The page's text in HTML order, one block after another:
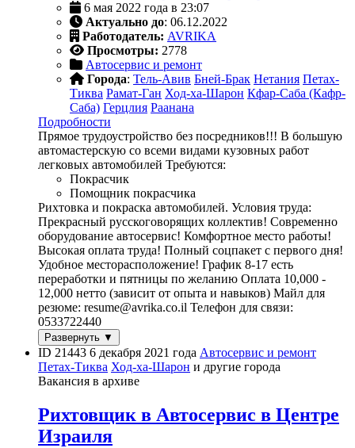
6 мая 2022 года в 23:07
Актуально до: 06.12.2022
Работодатель: AVRIKA
Просмотры: 2778
Автосервис и ремонт
Города: Тель-Авив Бней-Брак Нетания Петах-
Тиква Рамат-Ган Ход-ха-Шарон Кфар-Саба (Кафр-
Саба) Герцлия Раанана
Подробности
Прямое трудоустройство без посредников!!! В большую
автомастерскую со всеми видами кузовных работ
легковых автомобилей Требуются:
Покрасчик
Помощник покрасчика
Рихтовка и покраска автомобилей. Условия труда:
Прекрасный русскоговорящих коллектив! Современно
оборудование автосервис! Комфортное место работы!
Высокая оплата труда! Полный соцпакет с первого дня!
Удобное месторасположение! График 8-17 есть
переработки и пятницы по желанию Оплата 10,000 -
12,000 нетто (зависит от опыта и навыков) Майл для
резюме: resume@avrika.co.il Телефон для связи:
0533722440
Развернуть ▼
ID 21443 6 декабря 2021 года Автосервис и ремонт
Петах-Тиква Ход-ха-Шарон и другие города
Вакансия в архиве
Рихтовщик в Автосервис в Центре
Израиля